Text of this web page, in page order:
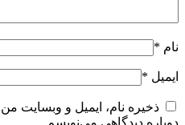
نام *
ایمیل *
ذخیره نام، ایمیل و وبسایت
دوباره دیدگاهی می‌نویسم.